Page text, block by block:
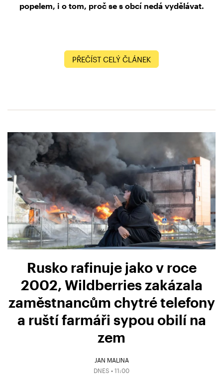
popelem, i o tom, proč se s obcí nedá vydělávat.
PŘEČÍST CELÝ ČLÁNEK
Rusko rafinuje jako v roce
2002, Wildberries zakázala
zaměstnancům chytré telefony
a ruští farmáři sypou obilí na
zem
JAN MALINA
DNES • 11:00